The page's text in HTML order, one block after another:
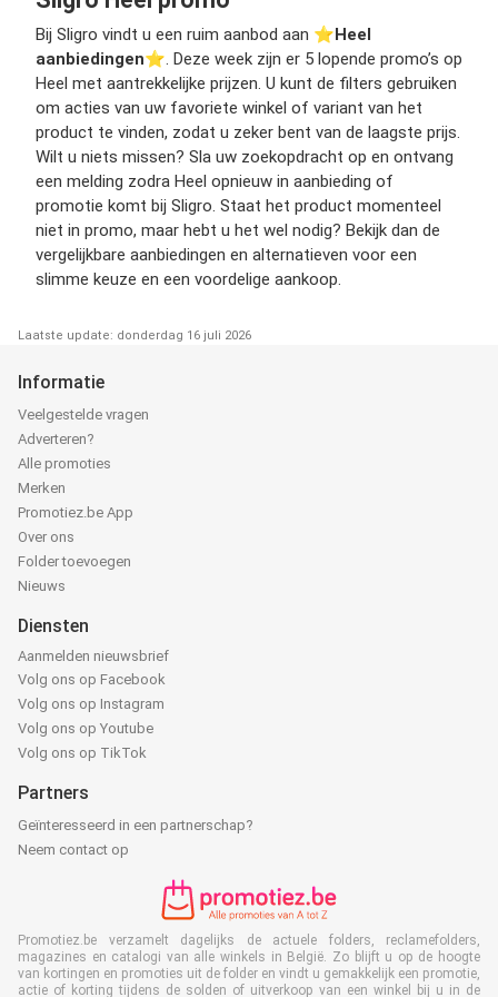
Bij Sligro vindt u een ruim aanbod aan ⭐️Heel
aanbiedingen⭐️. Deze week zijn er 5 lopende promo’s op
Heel met aantrekkelijke prijzen. U kunt de filters gebruiken
om acties van uw favoriete winkel of variant van het
product te vinden, zodat u zeker bent van de laagste prijs.
Wilt u niets missen? Sla uw zoekopdracht op en ontvang
een melding zodra Heel opnieuw in aanbieding of
promotie komt bij Sligro. Staat het product momenteel
niet in promo, maar hebt u het wel nodig? Bekijk dan de
vergelijkbare aanbiedingen en alternatieven voor een
slimme keuze en een voordelige aankoop.
Laatste update: donderdag 16 juli 2026
Informatie
Veelgestelde vragen
Adverteren?
Alle promoties
Merken
Promotiez.be App
Over ons
Folder toevoegen
Nieuws
Diensten
Aanmelden nieuwsbrief
Volg ons op Facebook
Volg ons op Instagram
Volg ons op Youtube
Volg ons op TikTok
Partners
Geïnteresseerd in een partnerschap?
Neem contact op
Promotiez.be verzamelt dagelijks de actuele folders, reclamefolders,
magazines en catalogi van alle winkels in België. Zo blijft u op de hoogte
van kortingen en promoties uit de folder en vindt u gemakkelijk een promotie,
actie of korting tijdens de solden of uitverkoop van een winkel bij u in de